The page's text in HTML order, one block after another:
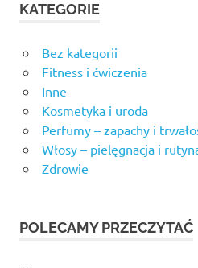
KATEGORIE
Bez kategorii
Fitness i ćwiczenia
Inne
Kosmetyka i uroda
Perfumy – zapachy i
Włosy – pielęgnacja i
Zdrowie
POLECAMY PRZECZYTAĆ